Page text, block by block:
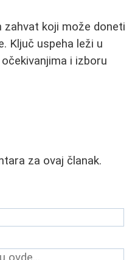
zahvat koji može doneti
Ključ uspeha leži u
i izboru
za ovaj članak.